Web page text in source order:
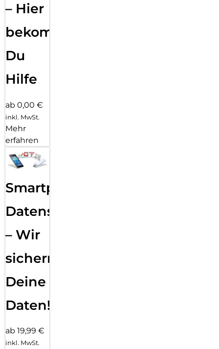
– Hier
bekommst
Du
Hilfe
ab 0,00 €
inkl. MwSt.
Mehr
erfahren
Smartphone
Datensicherung
– Wir
sichern
Deine
Daten!
ab 19,99 €
inkl. MwSt.